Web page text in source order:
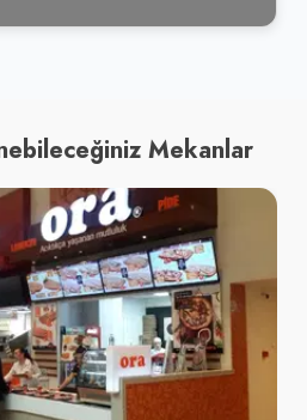
Mekanlar